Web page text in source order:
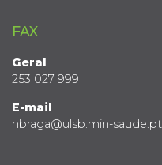
FAX
Geral
253 027 999
E-mail
hbraga@ulsb.min-saude.pt